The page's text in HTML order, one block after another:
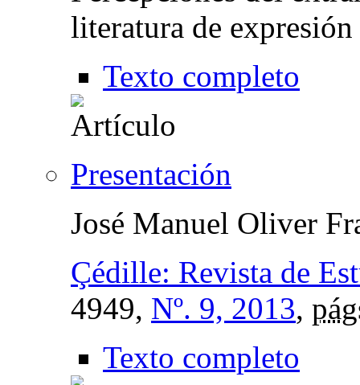
literatura de
Texto completo
Presentación
José Manuel Oliver
Çédille: Revista de
4949, Nº. 9, 2013,
Texto completo